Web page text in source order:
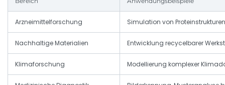
Arzneimittelforschung Simulation von
Nachhaltige Materialien Entwicklung recycelbarer
Klimaforschung Modellierung komplexer